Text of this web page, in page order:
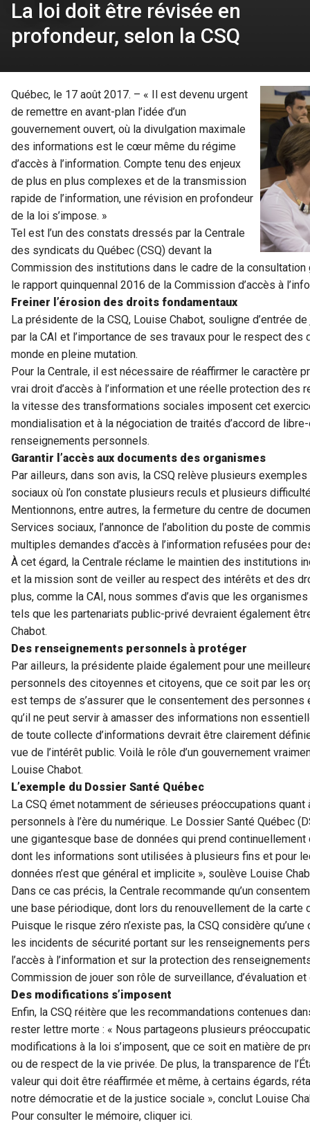
La loi doit être révisée en
profondeur, selon la CSQ
Québec, le 17 août 2017. – « Il est devenu urgent
de remettre en avant-plan l’idée d’un
gouvernement ouvert, où la divulgation maximale
des informations est le cœur même du régime
d’accès à l’information. Compte tenu des enjeux
de plus en plus complexes et de la transmission
rapide de l’information, une révision en profondeur
de la loi s’impose. »
Tel est l’un des constats dressés par la Centrale
des syndicats du Québec (CSQ) devant la
Commission des institutions dans le cadre de la
le rapport quinquennal 2016 de la Commission d’accès à
Freiner l’érosion des droits fondamentaux
La présidente de la CSQ, Louise Chabot, souligne d’entrée
par la CAI et l’importance de ses travaux pour le respect des
monde en pleine mutation.
Pour la Centrale, il est nécessaire de réaffirmer le caractère
vrai droit d’accès à l’information et une réelle protection des
la vitesse des transformations sociales imposent cet
mondialisation et à la négociation de traités d’accord de
renseignements personnels.
Garantir l’accès aux documents des organismes
Par ailleurs, dans son avis, la CSQ relève plusieurs
sociaux où l’on constate plusieurs reculs et plusieurs
Mentionnons, entre autres, la fermeture du centre de
Services sociaux, l’annonce de l’abolition du poste de
multiples demandes d’accès à l’information refusées pour
À cet égard, la Centrale réclame le maintien des institutions
et la mission sont de veiller au respect des intérêts et des
plus, comme la CAI, nous sommes d’avis que les
tels que les partenariats public-privé devraient également
Chabot.
Des renseignements personnels à protéger
Par ailleurs, la présidente plaide également pour une
personnels des citoyennes et citoyens, que ce soit par les
est temps de s’assurer que le consentement des
qu’il ne peut servir à amasser des informations non
de toute collecte d’informations devrait être clairement
vue de l’intérêt public. Voilà le rôle d’un gouvernement
Louise Chabot.
L’exemple du Dossier Santé Québec
La CSQ émet notamment de sérieuses préoccupations
personnels à l’ère du numérique. Le Dossier Santé Québec
une gigantesque base de données qui prend
dont les informations sont utilisées à plusieurs fins et pour
données n’est que général et implicite », soulève Louise
Dans ce cas précis, la Centrale recommande qu’un
une base périodique, dont lors du renouvellement de la carte
Puisque le risque zéro n’existe pas, la CSQ considère
les incidents de sécurité portant sur les renseignements
l’accès à l’information et sur la protection des
Commission de jouer son rôle de surveillance, d’évaluation
Des modifications s’imposent
Enfin, la CSQ réitère que les recommandations contenues
rester lettre morte : « Nous partageons plusieurs
modifications à la loi s’imposent, que ce soit en matière de
ou de respect de la vie privée. De plus, la transparence de
valeur qui doit être réaffirmée et même, à certains égards,
notre démocratie et de la justice sociale », conclut Louise
Pour consulter le mémoire, cliquer ici.